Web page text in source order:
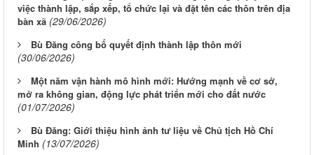
việc thành lập, sắp xếp, tổ chức lại và đặt tên các thôn trên địa
bàn xã (29/06/2026)
Bù Đăng công bố quyết định thành lập thôn mới
(30/06/2026)
Một năm vận hành mô hình mới: Hướng mạnh về cơ sở,
mở ra không gian, động lực phát triển mới cho đất nước
(01/07/2026)
Bù Đăng: Giới thiệu hình ảnh tư liệu về Chủ tịch Hồ Chí
Minh (13/07/2026)